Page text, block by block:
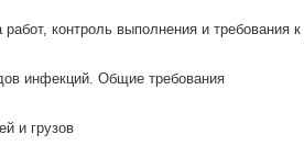
контроль выполнения и требования к
инфекций. Общие требования
и грузов